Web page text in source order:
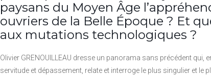
paysans du Moyen Âge
ouvriers de la Belle Époque ? Et
aux mutations technologiques ?
Olivier GRENOUILLEAU dresse un panorama sans précédent qui,
servitude et dépassement, relate et interroge le plus singulier et le